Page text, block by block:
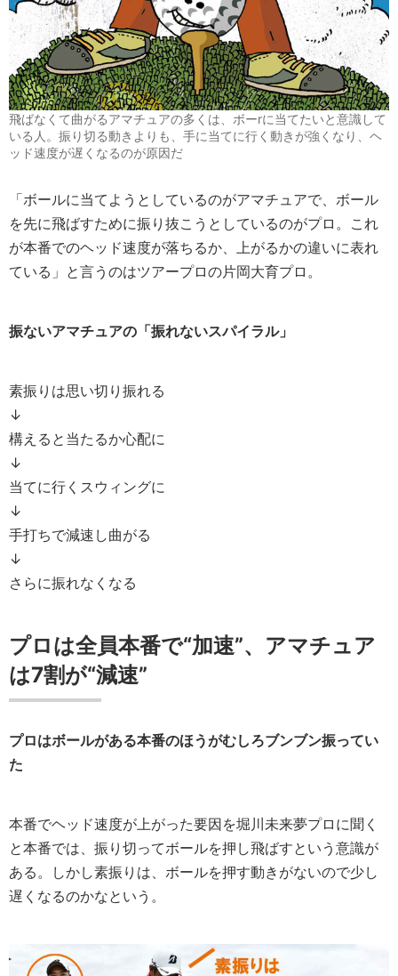
飛ばなくて曲がるアマチュアの多くは、ボーrに当てたいと意識して
いる人。振り切る動きよりも、手に当てに行く動きが強くなり、ヘ
ッド速度が遅くなるのが原因だ
「ボールに当てようとしているのがアマチュアで、ボール
を先に飛ばすために振り抜こうとしているのがプロ。これ
が本番でのヘッド速度が落ちるか、上がるかの違いに表れ
ている」と言うのはツアープロの片岡大育プロ。
振ないアマチュアの「振れないスパイラル」
素振りは思い切り振れる
↓
構えると当たるか心配に
↓
当てに行くスウィングに
↓
手打ちで減速し曲がる
↓
さらに振れなくなる
プロは全員本番で“加速”、アマチュア
は7割が“減速”
プロはボールがある本番のほうがむしろブンブン振ってい
た
本番でヘッド速度が上がった要因を堀川未来夢プロに聞く
と本番では、振り切ってボールを押し飛ばすという意識が
ある。しかし素振りは、ボールを押す動きがないので少し
遅くなるのかなという。